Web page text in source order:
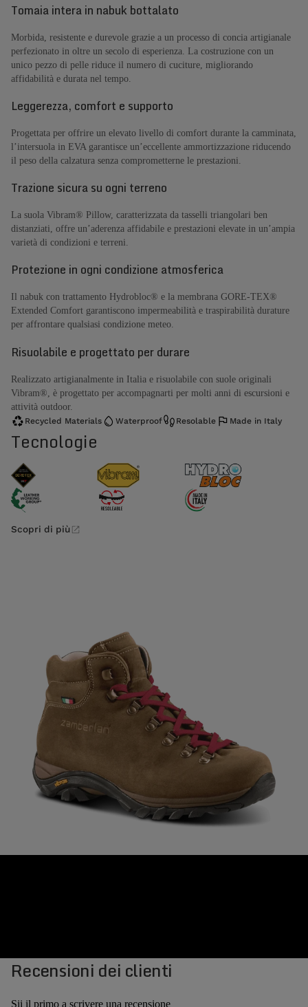
Tomaia intera in nabuk bottalato
Morbida, resistente e durevole grazie a un processo di concia artigianale
perfezionato in oltre un secolo di esperienza. La costruzione con un
unico pezzo di pelle riduce il numero di cuciture, migliorando
affidabilità e durata nel tempo.
Leggerezza, comfort e supporto
Progettata per offrire un elevato livello di comfort durante la camminata,
l’intersuola in EVA garantisce un’eccellente ammortizzazione riducendo
il peso della calzatura senza comprometterne le prestazioni.
Trazione sicura su ogni terreno
La suola Vibram® Pillow, caratterizzata da tasselli triangolari ben
distanziati, offre un’aderenza affidabile e prestazioni elevate in un’ampia
varietà di condizioni e terreni.
Protezione in ogni condizione atmosferica
Il nabuk con trattamento Hydrobloc® e la membrana GORE-TEX®
Extended Comfort garantiscono impermeabilità e traspirabilità durature
per affrontare qualsiasi condizione meteo.
Risuolabile e progettato per durare
Realizzato artigianalmente in Italia e risuolabile con suole originali
Vibram®, è progettato per accompagnarti per molti anni di escursioni e
attività outdoor.
Recycled Materials Waterproof Resolable Made in Italy
Tecnologie
Scopri di più
Recensioni dei clienti
Sii il primo a scrivere una recensione